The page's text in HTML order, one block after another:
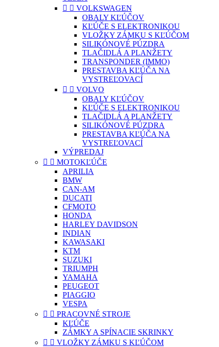
  VOLKSWAGEN
OBALY KĽÚČOV
KĽÚČE S ELEKTRONIKOU
VLOŽKY ZÁMKU S KĽÚČOM
SILIKÓNOVÉ PÚZDRA
TLAČIDLÁ A PLANŽETY
TRANSPONDER (IMMO)
PRESTAVBA KĽÚČA NA
VYSTREĽOVACÍ
  VOLVO
OBALY KĽÚČOV
KĽÚČE S ELEKTRONIKOU
TLAČIDLÁ A PLANŽETY
SILIKÓNOVÉ PÚZDRA
PRESTAVBA KĽÚČA NA
VYSTREĽOVACÍ
VÝPREDAJ
  MOTOKĽÚČE
APRILIA
BMW
CAN-AM
DUCATI
CFMOTO
HONDA
HARLEY DAVIDSON
INDIAN
KAWASAKI
KTM
SUZUKI
TRIUMPH
YAMAHA
PEUGEOT
PIAGGIO
VESPA
  PRACOVNÉ STROJE
KĽÚČE
ZÁMKY A SPÍNACIE SKRINKY
  VLOŽKY ZÁMKU S KĽÚČOM